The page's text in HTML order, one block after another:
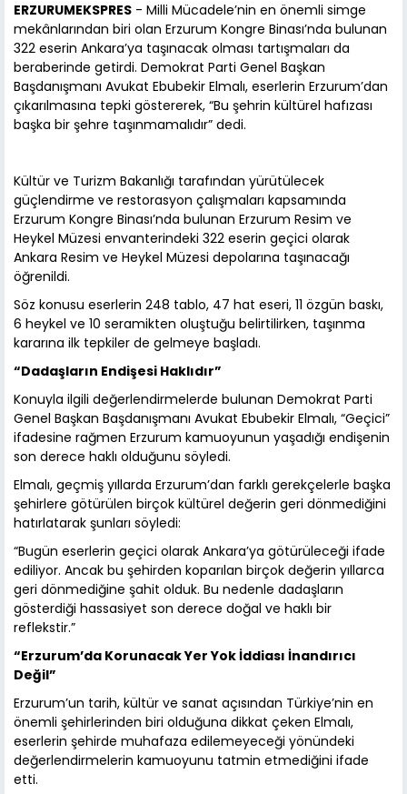
ERZURUMEKSPRES - Milli Mücadele’nin en önemli simge
mekânlarından biri olan Erzurum Kongre Binası’nda bulunan
322 eserin Ankara’ya taşınacak olması tartışmaları da
beraberinde getirdi. Demokrat Parti Genel Başkan
Başdanışmanı Avukat Ebubekir Elmalı, eserlerin Erzurum’dan
çıkarılmasına tepki göstererek, “Bu şehrin kültürel hafızası
başka bir şehre taşınmamalıdır” dedi.
Kültür ve Turizm Bakanlığı tarafından yürütülecek
güçlendirme ve restorasyon çalışmaları kapsamında
Erzurum Kongre Binası’nda bulunan Erzurum Resim ve
Heykel Müzesi envanterindeki 322 eserin geçici olarak
Ankara Resim ve Heykel Müzesi depolarına taşınacağı
öğrenildi.
Söz konusu eserlerin 248 tablo, 47 hat eseri, 11 özgün baskı,
6 heykel ve 10 seramikten oluştuğu belirtilirken, taşınma
kararına ilk tepkiler de gelmeye başladı.
“Dadaşların Endişesi Haklıdır”
Konuyla ilgili değerlendirmelerde bulunan Demokrat Parti
Genel Başkan Başdanışmanı Avukat Ebubekir Elmalı, “Geçici”
ifadesine rağmen Erzurum kamuoyunun yaşadığı endişenin
son derece haklı olduğunu söyledi.
Elmalı, geçmiş yıllarda Erzurum’dan farklı gerekçelerle başka
şehirlere götürülen birçok kültürel değerin geri dönmediğini
hatırlatarak şunları söyledi:
“Bugün eserlerin geçici olarak Ankara’ya götürüleceği ifade
ediliyor. Ancak bu şehirden koparılan birçok değerin yıllarca
geri dönmediğine şahit olduk. Bu nedenle dadaşların
gösterdiği hassasiyet son derece doğal ve haklı bir
reflekstir.”
“Erzurum’da Korunacak Yer Yok İddiası İnandırıcı
Değil”
Erzurum’un tarih, kültür ve sanat açısından Türkiye’nin en
önemli şehirlerinden biri olduğuna dikkat çeken Elmalı,
eserlerin şehirde muhafaza edilemeyeceği yönündeki
değerlendirmelerin kamuoyunu tatmin etmediğini ifade
etti.